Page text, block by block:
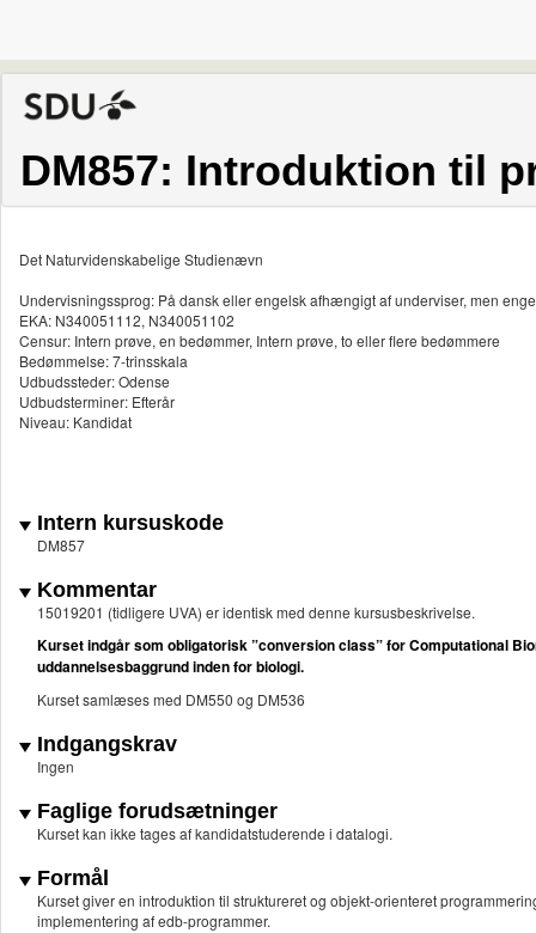
DM857: Introduktion til
Det Naturvidenskabelige Studienævn
Undervisningssprog: På dansk eller engelsk afhængigt af underviser, men
EKA: N340051112, N340051102
Censur: Intern prøve, en bedømmer, Intern prøve, to eller flere bedømmere
Bedømmelse: 7-trinsskala
Udbudssteder: Odense
Udbudsterminer: Efterår
Niveau: Kandidat
Intern kursuskode
DM857
Kommentar
15019201 (tidligere UVA) er identisk med denne kursusbeskrivelse.
Kurset indgår som obligatorisk ”conversion class” for Computational
uddannelsesbaggrund inden for biologi.
Kurset samlæses med DM550 og DM536
Indgangskrav
Ingen
Faglige forudsætninger
Kurset kan ikke tages af kandidatstuderende i datalogi.
Formål
Kurset giver en introduktion til struktureret og objekt-orienteret
implementering af edb-programmer.